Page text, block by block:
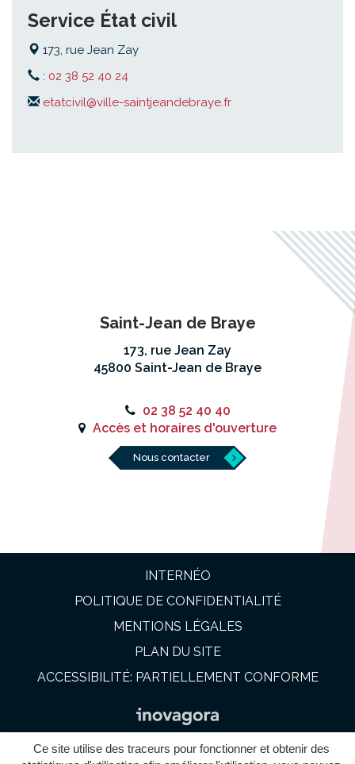
Ce site utilise des traceurs pour fonctionner et obtenir des
Service État civil
173, rue Jean Zay
: 02 38 52 40 24
etatcivil@ville-saintjeandebraye.fr
Saint-Jean de Braye
173, rue Jean Zay
45800 Saint-Jean de Braye
02 38 52 40 40
Accès et horaires d'ouverture
Nous contacter
INTERNÉO
POLITIQUE DE CONFIDENTIALITÉ
MENTIONS LÉGALES
PLAN DU SITE
ACCESSIBILITÉ: PARTIELLEMENT CONFORME